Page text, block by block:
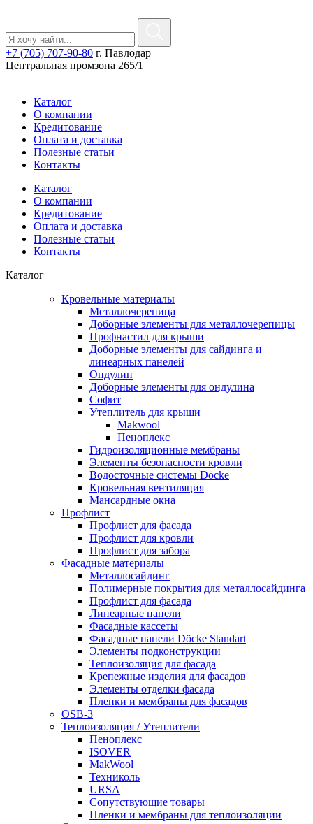
+7 (705) 707-90-80 г. Павлодар
Центральная промзона 265/1
Каталог
О компании
Кредитование
Оплата и доставка
Полезные статьи
Контакты
Каталог
О компании
Кредитование
Оплата и доставка
Полезные статьи
Контакты
Каталог
Кровельные материалы
Металлочерепица
Доборные элементы для металлочерепицы
Профнастил для крыши
Доборные элементы для сайдинга и
линеарных панелей
Ондулин
Доборные элементы для ондулина
Софит
Утеплитель для крыши
Makwool
Пеноплекс
Гидроизоляционные мембраны
Элементы безопасности кровли
Водосточные системы Döcke
Кровельная вентиляция
Мансардные окна
Профлист
Профлист для фасада
Профлист для кровли
Профлист для забора
Фасадные материалы
Металлосайдинг
Полимерные покрытия для металлосайдинга
Профлист для фасада
Линеарные панели
Фасадные кассеты
Фасадные панели Döcke Standart
Элементы подконструкции
Теплоизоляция для фасада
Крепежные изделия для фасадов
Элементы отделки фасада
Пленки и мембраны для фасадов
OSB-3
Теплоизоляция / Утеплители
Пеноплекс
ISOVER
MakWool
Техниколь
URSA
Сопутствующие товары
Пленки и мембраны для теплоизоляции